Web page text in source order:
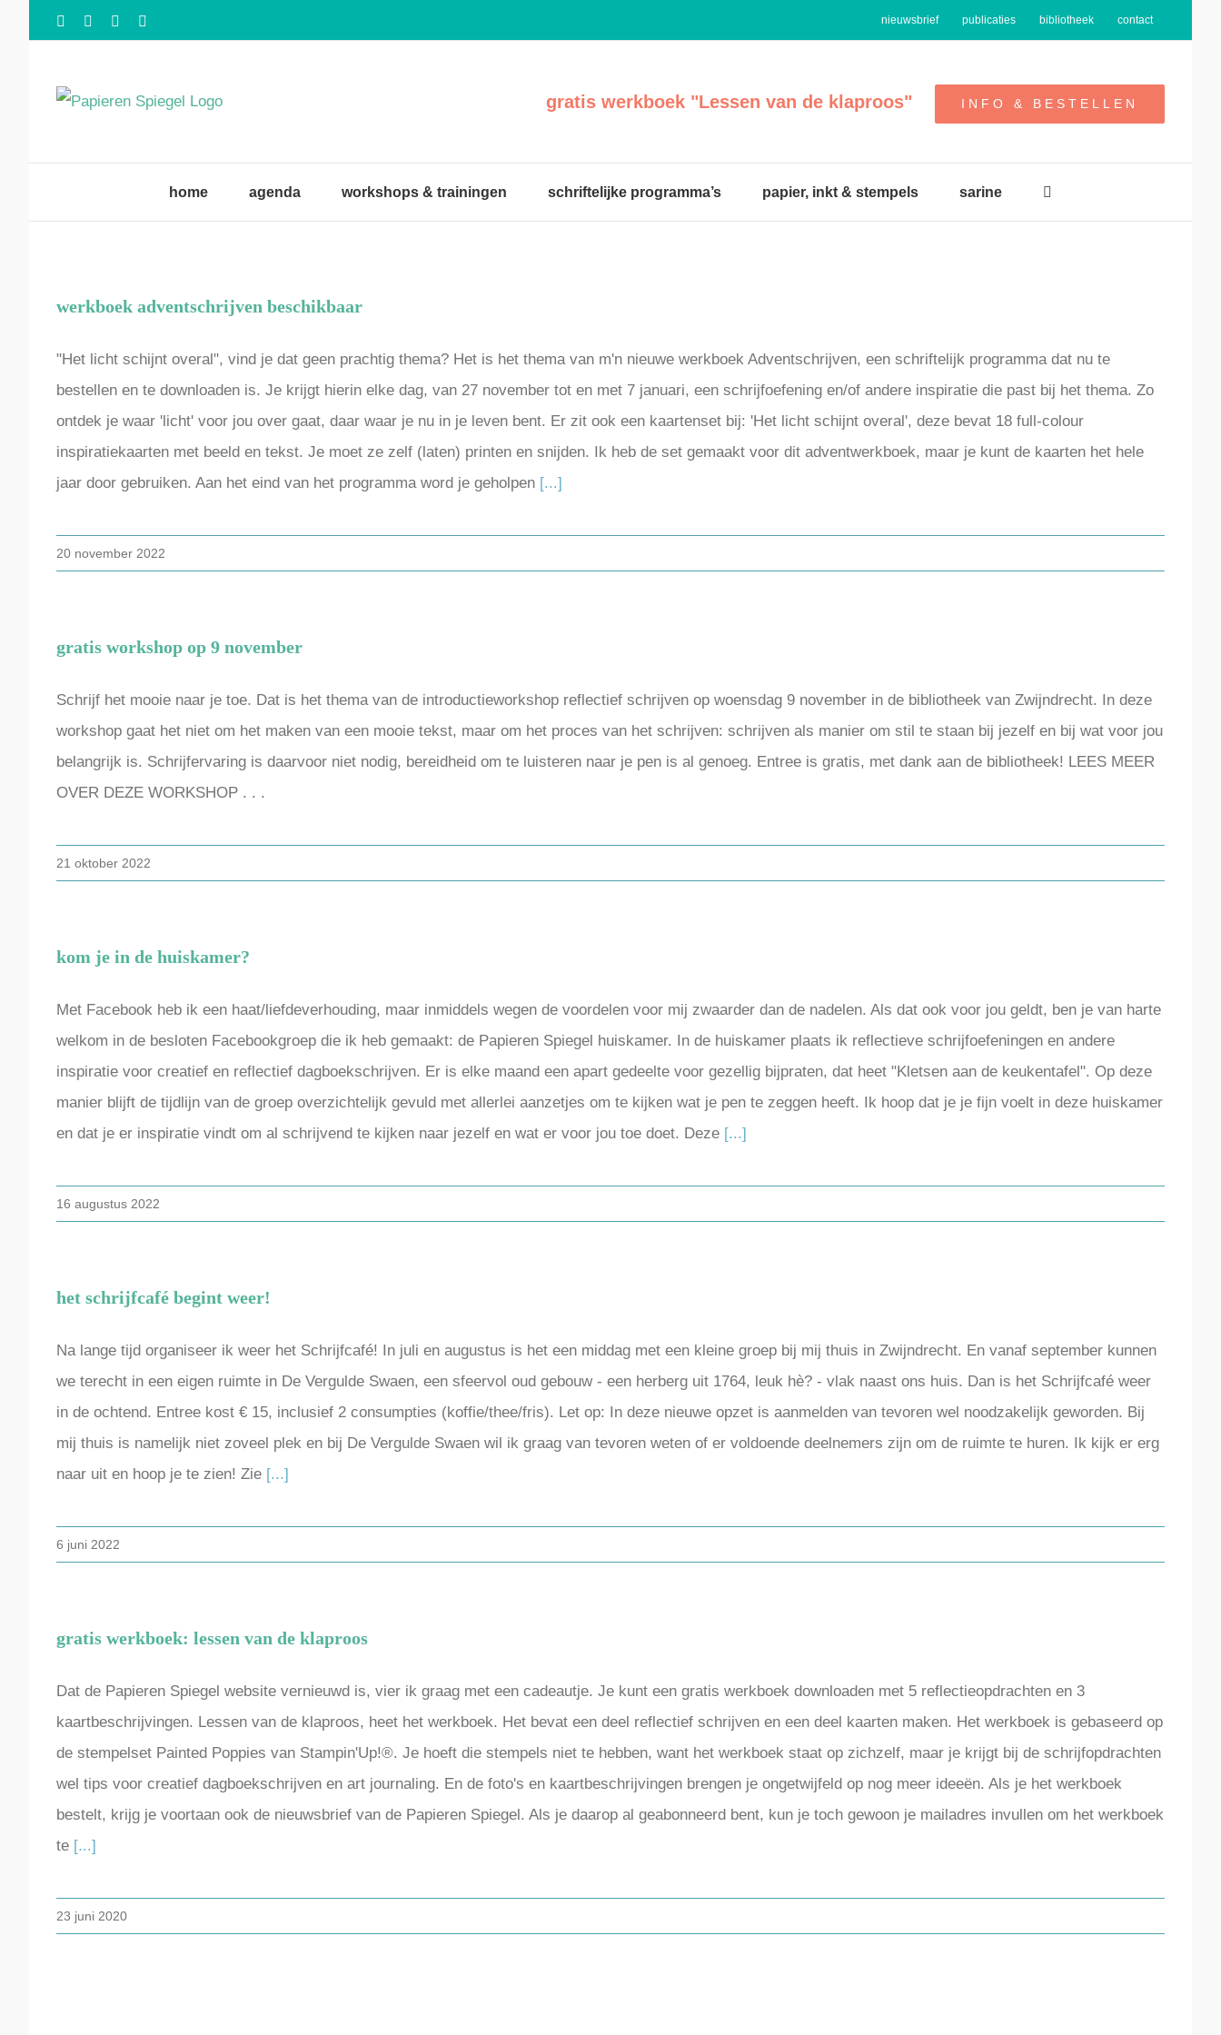
Facebook Instagram nieuwsbrief publicaties bibliotheek contact
gratis werkboek "Lessen van de klaproos" INFO & BESTELLEN
home agenda workshops & trainingen schriftelijke programma’s papier, inkt & stempels sarine
werkboek adventschrijven beschikbaar
"Het licht schijnt overal", vind je dat geen prachtig thema? Het is het thema van m'n nieuwe werkboek Adventschrijven, een schriftelijk programma dat nu te
bestellen en te downloaden is. Je krijgt hierin elke dag, van 27 november tot en met 7 januari, een schrijfoefening en/of andere inspiratie die past bij het thema. Zo
ontdek je waar 'licht' voor jou over gaat, daar waar je nu in je leven bent. Er zit ook een kaartenset bij: 'Het licht schijnt overal', deze bevat 18 full-colour
inspiratiekaarten met beeld en tekst. Je moet ze zelf (laten) printen en snijden. Ik heb de set gemaakt voor dit adventwerkboek, maar je kunt de kaarten het hele
jaar door gebruiken. Aan het eind van het programma word je geholpen [...]
20 november 2022
gratis workshop op 9 november
Schrijf het mooie naar je toe. Dat is het thema van de introductieworkshop reflectief schrijven op woensdag 9 november in de bibliotheek van Zwijndrecht. In deze
workshop gaat het niet om het maken van een mooie tekst, maar om het proces van het schrijven: schrijven als manier om stil te staan bij jezelf en bij wat voor jou
belangrijk is. Schrijfervaring is daarvoor niet nodig, bereidheid om te luisteren naar je pen is al genoeg. Entree is gratis, met dank aan de bibliotheek! LEES MEER
OVER DEZE WORKSHOP . . .
21 oktober 2022
kom je in de huiskamer?
Met Facebook heb ik een haat/liefdeverhouding, maar inmiddels wegen de voordelen voor mij zwaarder dan de nadelen. Als dat ook voor jou geldt, ben je van harte
welkom in de besloten Facebookgroep die ik heb gemaakt: de Papieren Spiegel huiskamer. In de huiskamer plaats ik reflectieve schrijfoefeningen en andere
inspiratie voor creatief en reflectief dagboekschrijven. Er is elke maand een apart gedeelte voor gezellig bijpraten, dat heet "Kletsen aan de keukentafel". Op deze
manier blijft de tijdlijn van de groep overzichtelijk gevuld met allerlei aanzetjes om te kijken wat je pen te zeggen heeft. Ik hoop dat je je fijn voelt in deze huiskamer
en dat je er inspiratie vindt om al schrijvend te kijken naar jezelf en wat er voor jou toe doet. Deze [...]
16 augustus 2022
het schrijfcafé begint weer!
Na lange tijd organiseer ik weer het Schrijfcafé! In juli en augustus is het een middag met een kleine groep bij mij thuis in Zwijndrecht. En vanaf september kunnen
we terecht in een eigen ruimte in De Vergulde Swaen, een sfeervol oud gebouw - een herberg uit 1764, leuk hè? - vlak naast ons huis. Dan is het Schrijfcafé weer
in de ochtend. Entree kost € 15, inclusief 2 consumpties (koffie/thee/fris). Let op: In deze nieuwe opzet is aanmelden van tevoren wel noodzakelijk geworden. Bij
mij thuis is namelijk niet zoveel plek en bij De Vergulde Swaen wil ik graag van tevoren weten of er voldoende deelnemers zijn om de ruimte te huren. Ik kijk er erg
naar uit en hoop je te zien! Zie [...]
6 juni 2022
gratis werkboek: lessen van de klaproos
Dat de Papieren Spiegel website vernieuwd is, vier ik graag met een cadeautje. Je kunt een gratis werkboek downloaden met 5 reflectieopdrachten en 3
kaartbeschrijvingen. Lessen van de klaproos, heet het werkboek. Het bevat een deel reflectief schrijven en een deel kaarten maken. Het werkboek is gebaseerd op
de stempelset Painted Poppies van Stampin'Up!®. Je hoeft die stempels niet te hebben, want het werkboek staat op zichzelf, maar je krijgt bij de schrijfopdrachten
wel tips voor creatief dagboekschrijven en art journaling. En de foto's en kaartbeschrijvingen brengen je ongetwijfeld op nog meer ideeën. Als je het werkboek
bestelt, krijg je voortaan ook de nieuwsbrief van de Papieren Spiegel. Als je daarop al geabonneerd bent, kun je toch gewoon je mailadres invullen om het werkboek
te [...]
23 juni 2020